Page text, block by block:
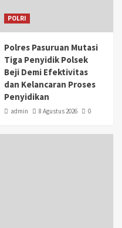
POLRI
Polres Pasuruan Mutasi
Tiga Penyidik Polsek
Beji Demi Efektivitas
dan Kelancaran Proses
Penyidikan
admin 8 Agustus 2026 0